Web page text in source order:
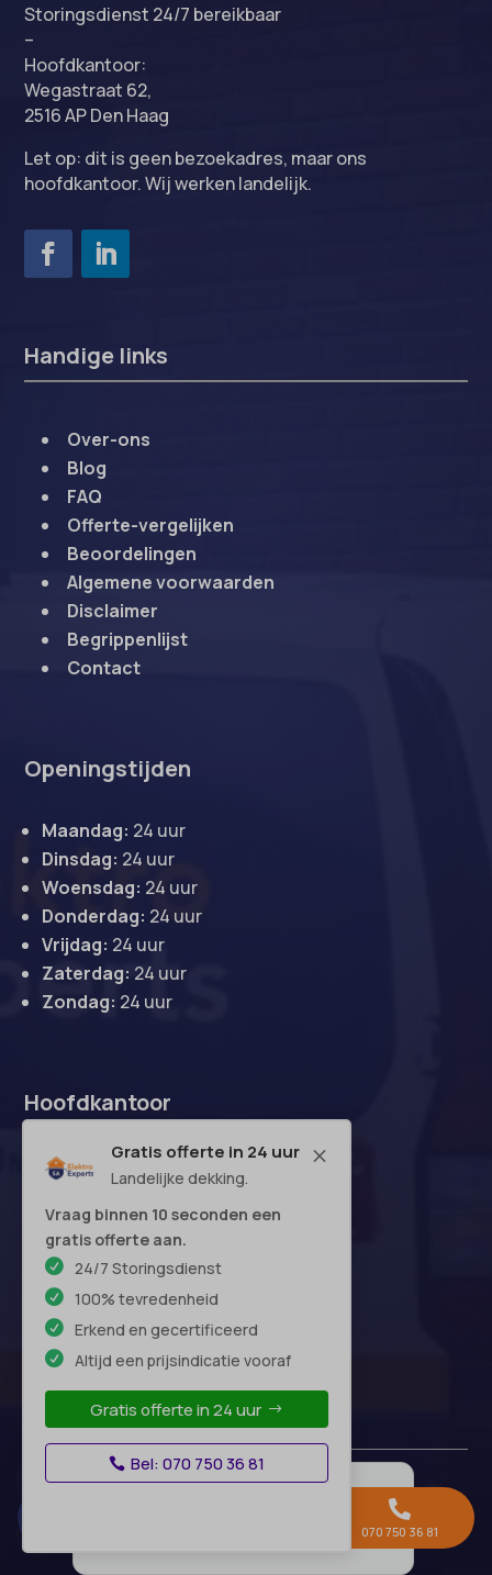
M
Gratis offerte in 24 uur
Landelijke dekking.
Vraag binnen 10 seconden een
gratis offerte aan.
24/7 Storingsdienst
100% tevredenheid
Erkend en gecertificeerd
Altijd een prijsindicatie vooraf
Gratis offerte in 24 uur
Bel: 070 750 36 81
Storingsdienst 24/7 bereikbaar
–
Hoofdkantoor:
Wegastraat 62,
2516 AP Den Haag
Let op: dit is geen bezoekadres, maar ons
hoofdkantoor. Wij werken landelijk.
Handige links
Over-ons
Blog
FAQ
Offerte-vergelijken
Beoordelingen
Algemene voorwaarden
Disclaimer
Begrippenlijst
Contact
Openingstijden
Maandag: 24 uur
Dinsdag: 24 uur
Woensdag: 24 uur
Donderdag: 24 uur
Vrijdag: 24 uur
Zaterdag: 24 uur
Zondag: 24 uur
Hoofdkantoor

070 750 36 81